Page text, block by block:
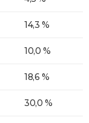
14,3 %
10,0 %
18,6 %
30,0 %